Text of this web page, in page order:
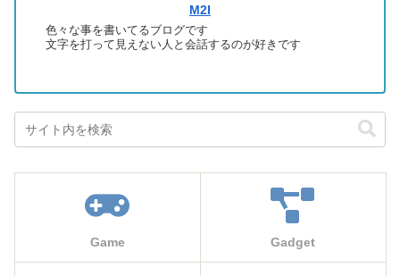
M2I
色々な事を書いてるブログです
文字を打って見えない人と会話するのが好きです
Game Gadget